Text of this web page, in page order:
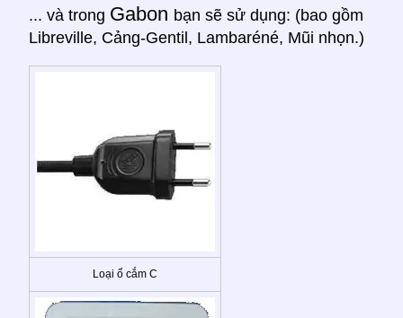
... và trong Gabon bạn sẽ sử dụng: (bao gồm
Libreville, Cảng-Gentil, Lambaréné, Mũi nhọn.)
Loại ổ cắm C